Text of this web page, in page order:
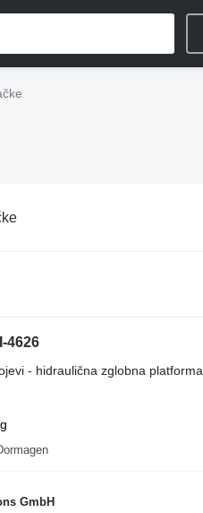
4626
- hidraulična zglobna platforma
GmbH